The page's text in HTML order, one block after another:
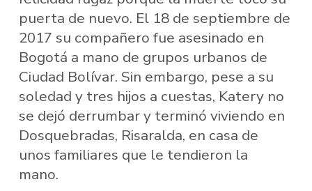
puerta de nuevo. El 18 de septiembre de
2017 su compañero fue asesinado en
Bogotá a mano de grupos urbanos de
Ciudad Bolívar. Sin embargo, pese a su
soledad y tres hijos a cuestas, Katery no
se dejó derrumbar y terminó viviendo en
Dosquebradas, Risaralda, en casa de
unos familiares que le tendieron la
mano.